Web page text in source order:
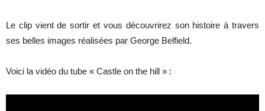
Le clip vient de sortir et vous découvrirez son histoire à travers
ses belles images réalisées par George Belfield.
Voici la vidéo du tube « Castle on the hill » :